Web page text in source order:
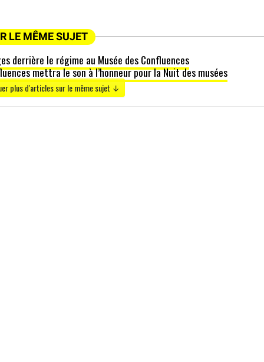
LE MÊME SUJET
derrière le régime au Musée des Confluences
mettra le son à l’honneur pour la Nuit des musées
plus d'articles sur le même sujet ↓